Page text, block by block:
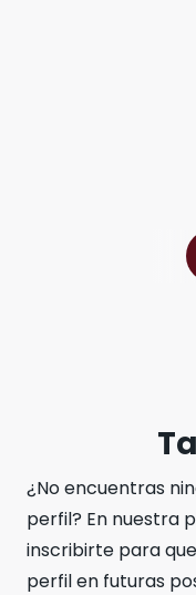
¿No encuentras
perfil? En nuestra
inscribirte para
perfil en futuras